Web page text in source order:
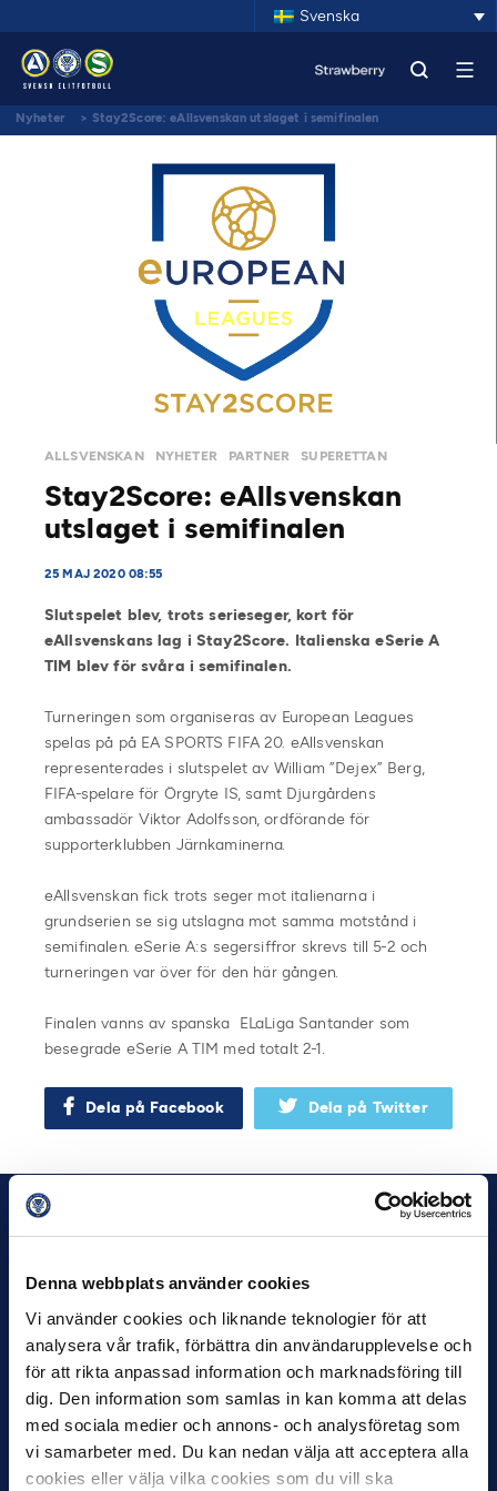
Denna webbplats använder cookies
Vi använder cookies och liknande teknologier för att
analysera vår trafik, förbättra din användarupplevelse och
för att rikta anpassad information och marknadsföring till
dig. Den information som samlas in kan komma att delas
med sociala medier och annons- och analysföretag som
vi samarbeter med. Du kan nedan välja att acceptera alla
cookies eller välja vilka cookies som du vill ska
Svenska
Nyheter > Stay2Score: eAllsvenskan utslaget i semifinalen
ALLSVENSKAN NYHETER PARTNER SUPERETTAN
Stay2Score: eAllsvenskan
utslaget i semifinalen
25 MAJ 2020 08:55
Slutspelet blev, trots serieseger, kort för
eAllsvenskans lag i Stay2Score. Italienska eSerie A
TIM blev för svåra i semifinalen.
Turneringen som organiseras av European Leagues
spelas på på EA SPORTS FIFA 20. eAllsvenskan
representerades i slutspelet av William ”Dejex” Berg,
FIFA-spelare för Örgryte IS, samt Djurgårdens
ambassadör Viktor Adolfsson, ordförande för
supporterklubben Järnkaminerna.
eAllsvenskan fick trots seger mot italienarna i
grundserien se sig utslagna mot samma motstånd i
semifinalen. eSerie A:s segersiffror skrevs till 5-2 och
turneringen var över för den här gången.
Finalen vanns av spanska ELaLiga Santander som
besegrade eSerie A TIM med totalt 2-1.
Dela på Facebook Dela på Twitter